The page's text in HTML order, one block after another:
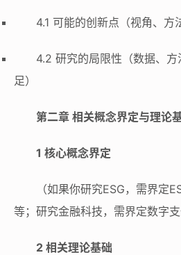
4.1 可能的创新点（视角、方
4.2 研究的局限性（数据、
足）
第二章 相关概念界定与理论
1 核心概念界定
（如果你研究ESG，需界定
等；研究金融科技，需界定数字支
2 相关理论基础